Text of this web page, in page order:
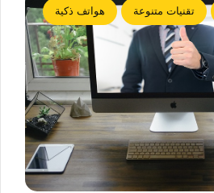
تقنيات متنوعة هواتف ذكية